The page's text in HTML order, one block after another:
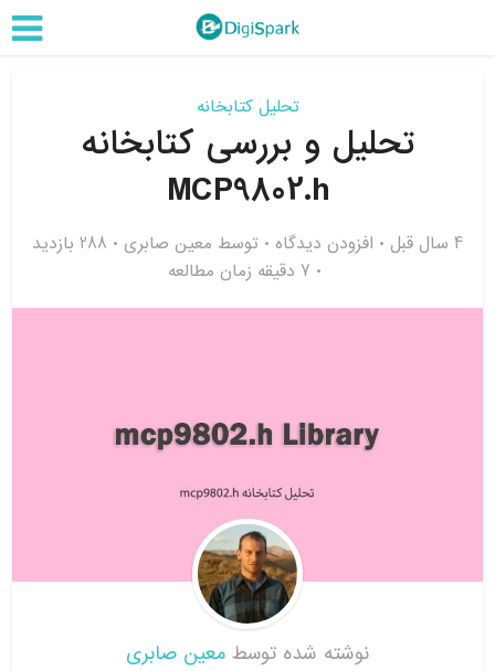
تحلیل کتابخانه
تحلیل و بررسی کتابخانه
MCP9802.h
4 سال قبل افزودن دیدگاه توسط معین صابری
288 بازدید
7 دقیقه زمان مطالعه
نوشته شده توسط معین صابری